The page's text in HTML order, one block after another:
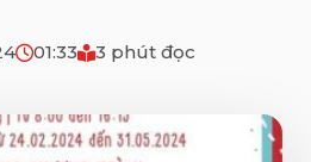
01:33 3 phút đọc